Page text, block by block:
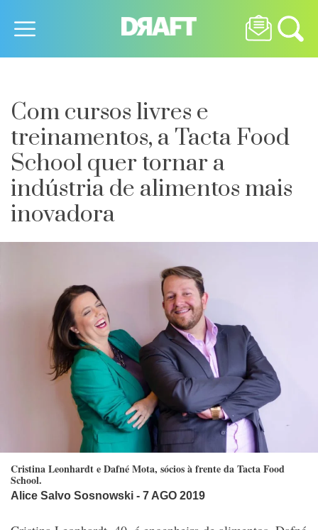
Com cursos livres e
treinamentos, a Tacta Food
School quer tornar a
indústria de alimentos mais
inovadora
Cristina Leonhardt e Dafné Mota, sócios à frente da Tacta Food
School.
Alice Salvo Sosnowski - 7 AGO 2019